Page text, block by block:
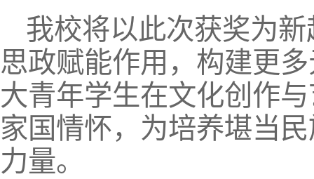
我校将以此次获奖为
思政赋能作用，构建更
大青年学生在文化创作
家国情怀，为培养堪当
力量。